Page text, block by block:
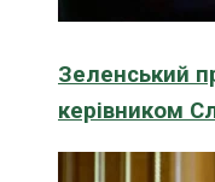
Зеленський
керівником